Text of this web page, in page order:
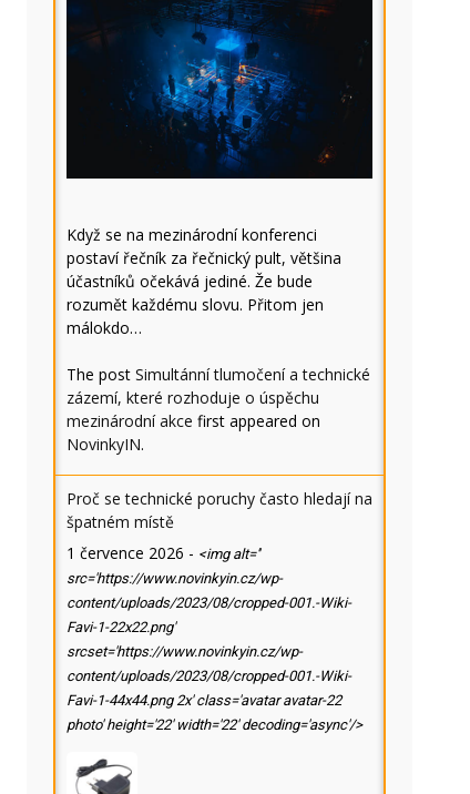
Když se na mezinárodní konferenci
postaví řečník za řečnický pult, většina
účastníků očekává jediné. Že bude
rozumět každému slovu. Přitom jen
málokdo…
The post Simultánní tlumočení a technické
zázemí, které rozhoduje o úspěchu
mezinárodní akce first appeared on
NovinkyIN.
Proč se technické poruchy často hledají na
špatném místě
1 července 2026 - <img alt=''
src='https://www.novinkyin.cz/wp-
content/uploads/2023/08/cropped-001.-Wiki-
Favi-1-22x22.png'
srcset='https://www.novinkyin.cz/wp-
content/uploads/2023/08/cropped-001.-Wiki-
Favi-1-44x44.png 2x' class='avatar avatar-22
photo' height='22' width='22' decoding='async'/>